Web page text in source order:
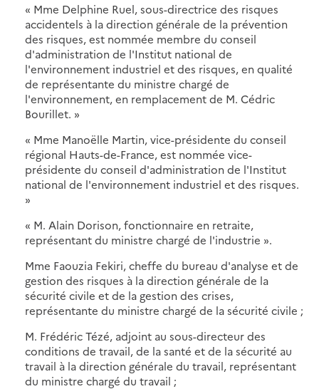
« Mme Delphine Ruel, sous-directrice des risques
accidentels à la direction générale de la prévention
des risques, est nommée membre du conseil
d'administration de l'Institut national de
l'environnement industriel et des risques, en qualité
de représentante du ministre chargé de
l'environnement, en remplacement de M. Cédric
Bourillet. »
« Mme Manoëlle Martin, vice-présidente du conseil
régional Hauts-de-France, est nommée vice-
présidente du conseil d'administration de l'Institut
national de l'environnement industriel et des risques.
»
« M. Alain Dorison, fonctionnaire en retraite,
représentant du ministre chargé de l'industrie ».
Mme Faouzia Fekiri, cheffe du bureau d'analyse et de
gestion des risques à la direction générale de la
sécurité civile et de la gestion des crises,
représentante du ministre chargé de la sécurité civile ;
M. Frédéric Tézé, adjoint au sous-directeur des
conditions de travail, de la santé et de la sécurité au
travail à la direction générale du travail, représentant
du ministre chargé du travail ;